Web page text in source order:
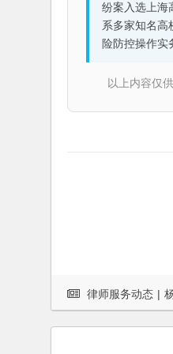
纷案入选上海
系多家知名高
险防控操作实
以上内容仅
律师服务动态 |